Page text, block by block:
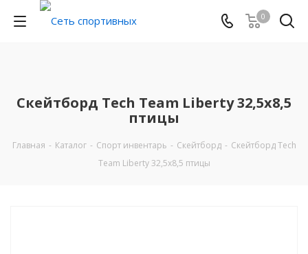
0
Скейтборд Tech Team Liberty 32,5x8,5
птицы
Главная - Каталог - Спорт инвентарь - Скейтборд - Скейтборд Tech
Team Liberty 32,5x8,5 птицы